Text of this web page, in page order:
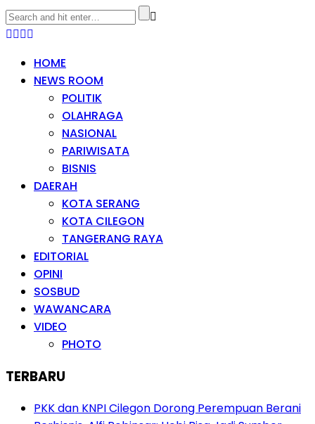
HOME
NEWS ROOM
POLITIK
OLAHRAGA
NASIONAL
PARIWISATA
BISNIS
DAERAH
KOTA SERANG
KOTA CILEGON
TANGERANG RAYA
EDITORIAL
OPINI
SOSBUD
WAWANCARA
VIDEO
PHOTO
TERBARU
PKK dan KNPI Cilegon Dorong Perempuan Berani